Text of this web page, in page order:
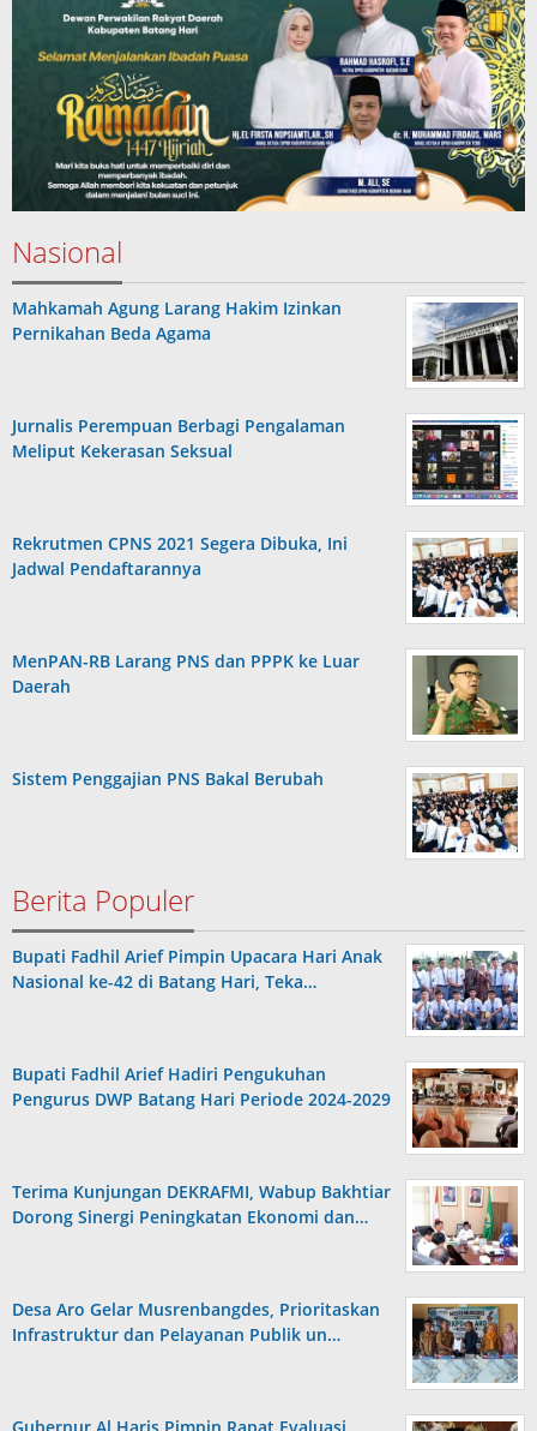
Nasional
Mahkamah Agung Larang Hakim Izinkan
Pernikahan Beda Agama
Jurnalis Perempuan Berbagi Pengalaman
Meliput Kekerasan Seksual
Rekrutmen CPNS 2021 Segera Dibuka, Ini
Jadwal Pendaftarannya
MenPAN-RB Larang PNS dan PPPK ke Luar
Daerah
Sistem Penggajian PNS Bakal Berubah
Berita Populer
Bupati Fadhil Arief Pimpin Upacara Hari Anak
Nasional ke-42 di Batang Hari, Teka…
Bupati Fadhil Arief Hadiri Pengukuhan
Pengurus DWP Batang Hari Periode 2024-2029
Terima Kunjungan DEKRAFMI, Wabup Bakhtiar
Dorong Sinergi Peningkatan Ekonomi dan…
Desa Aro Gelar Musrenbangdes, Prioritaskan
Infrastruktur dan Pelayanan Publik un…